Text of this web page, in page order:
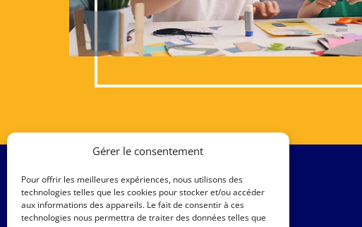
Gérer le consentement
Pour offrir les meilleures expériences, nous utilisons des
technologies telles que les cookies pour stocker et/ou accéder
aux informations des appareils. Le fait de consentir à ces
technologies nous permettra de traiter des données telles que